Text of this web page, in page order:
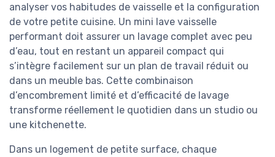
analyser vos habitudes de vaisselle et la configuration
de votre petite cuisine. Un mini lave vaisselle
performant doit assurer un lavage complet avec peu
d’eau, tout en restant un appareil compact qui
s’intègre facilement sur un plan de travail réduit ou
dans un meuble bas. Cette combinaison
d’encombrement limité et d’efficacité de lavage
transforme réellement le quotidien dans un studio ou
une kitchenette.
Dans un logement de petite surface, chaque